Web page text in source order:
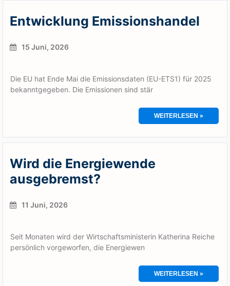
Entwicklung Emissionshandel
15 Juni, 2026
Die EU hat Ende Mai die Emissionsdaten (EU-ETS1) für 2025
bekanntgegeben. Die Emissionen sind stär
WEITERLESEN »
Wird die Energiewende
ausgebremst?
11 Juni, 2026
Seit Monaten wird der Wirtschaftsministerin Katherina Reiche
persönlich vorgeworfen, die Energiewen
WEITERLESEN »